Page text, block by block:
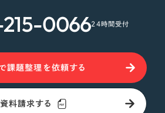
006624時間受付
課題整理を依頼する
資料請求する